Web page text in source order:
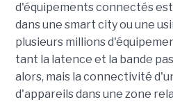
d'équipements connectés
dans une smart city ou une
plusieurs millions
tant la latence et la bande
alors, mais la connectivité
d'appareils dans une zone